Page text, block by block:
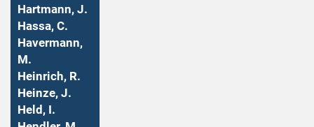
Hartmann, J.
Hassa, C.
Havermann,
M.
Heinrich, R.
Heinze, J.
Held, I.